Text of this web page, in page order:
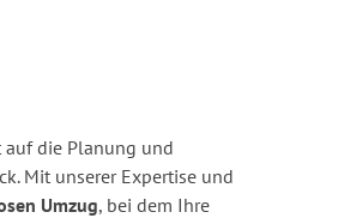
auf die Planung und
Mit unserer Expertise und
Umzug, bei dem Ihre